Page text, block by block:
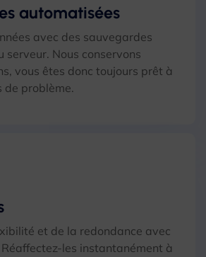
automatisées
avec des sauvegardes
serveur. Nous conservons
vous êtes donc toujours prêt à
de problème.
et de la redondance avec
les instantanément à